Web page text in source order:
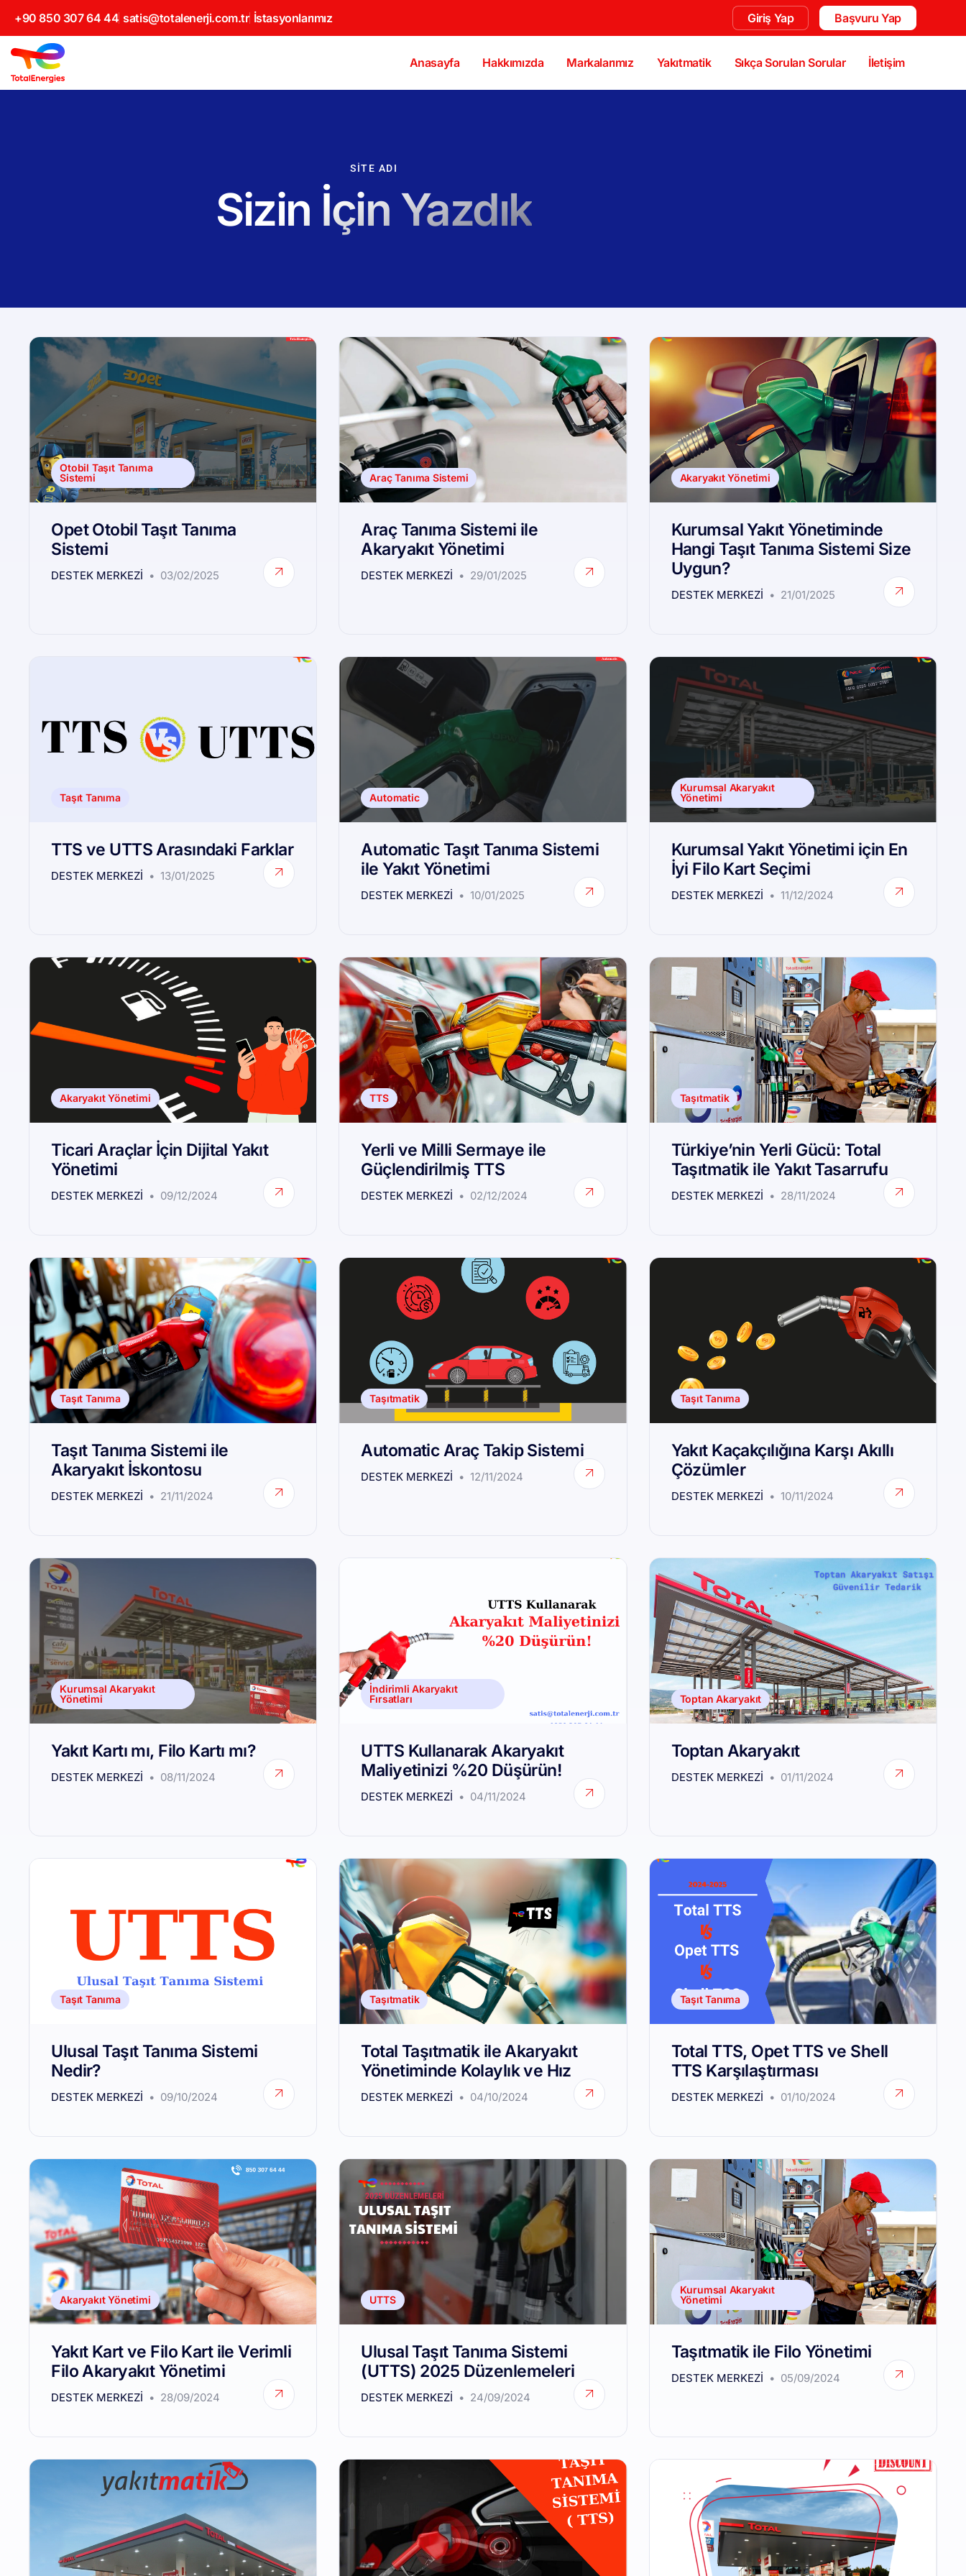
+90 850 307 64 44 satis@totalenerji.com.tr İstasyonlarımız Giriş Yap Başvuru Yap
Anasayfa Hakkımızda Markalarımız Yakıtmatik Sıkça Sorulan Sorular İletişim
SITE ADI
Sizin İçin Yazdık
Otobil Taşıt Tanıma
Sistemi
Opet Otobil Taşıt Tanıma
Sistemi
DESTEK MERKEZI 03/02/2025
Araç Tanıma Sistemi
Araç Tanıma Sistemi ile
Akaryakıt Yönetimi
DESTEK MERKEZI 29/01/2025
Akaryakıt Yönetimi
Kurumsal Yakıt Yönetiminde
Hangi Taşıt Tanıma Sistemi Size
Uygun?
DESTEK MERKEZI 21/01/2025
Taşıt Tanıma
TTS ve UTTS Arasındaki Farklar
DESTEK MERKEZI 13/01/2025
Automatic
Automatic Taşıt Tanıma Sistemi
ile Yakıt Yönetimi
DESTEK MERKEZI 10/01/2025
Kurumsal Akaryakıt
Yönetimi
Kurumsal Yakıt Yönetimi için En
İyi Filo Kart Seçimi
DESTEK MERKEZI 11/12/2024
Akaryakıt Yönetimi
Ticari Araçlar İçin Dijital Yakıt
Yönetimi
DESTEK MERKEZI 09/12/2024
TTS
Yerli ve Milli Sermaye ile
Güçlendirilmiş TTS
DESTEK MERKEZI 02/12/2024
Taşıtmatik
Türkiye’nin Yerli Gücü: Total
Taşıtmatik ile Yakıt Tasarrufu
DESTEK MERKEZI 28/11/2024
Taşıt Tanıma
Taşıt Tanıma Sistemi ile
Akaryakıt İskontosu
DESTEK MERKEZI 21/11/2024
Taşıtmatik
Automatic Araç Takip Sistemi
DESTEK MERKEZI 12/11/2024
Taşıt Tanıma
Yakıt Kaçakçılığına Karşı Akıllı
Çözümler
DESTEK MERKEZI 10/11/2024
Kurumsal Akaryakıt
Yönetimi
Yakıt Kartı mı, Filo Kartı mı?
DESTEK MERKEZI 08/11/2024
İndirimli Akaryakıt
Fırsatları
UTTS Kullanarak Akaryakıt
Maliyetinizi %20 Düşürün!
DESTEK MERKEZI 04/11/2024
Toptan Akaryakıt
Toptan Akaryakıt
DESTEK MERKEZI 01/11/2024
Taşıt Tanıma
Ulusal Taşıt Tanıma Sistemi
Nedir?
DESTEK MERKEZI 09/10/2024
Taşıtmatik
Total Taşıtmatik ile Akaryakıt
Yönetiminde Kolaylık ve Hız
DESTEK MERKEZI 04/10/2024
Taşıt Tanıma
Total TTS, Opet TTS ve Shell
TTS Karşılaştırması
DESTEK MERKEZI 01/10/2024
Akaryakıt Yönetimi
Yakıt Kart ve Filo Kart ile Verimli
Filo Akaryakıt Yönetimi
DESTEK MERKEZI 28/09/2024
UTTS
Ulusal Taşıt Tanıma Sistemi
(UTTS) 2025 Düzenlemeleri
DESTEK MERKEZI 24/09/2024
Kurumsal Akaryakıt
Yönetimi
Taşıtmatik ile Filo Yönetimi
DESTEK MERKEZI 05/09/2024